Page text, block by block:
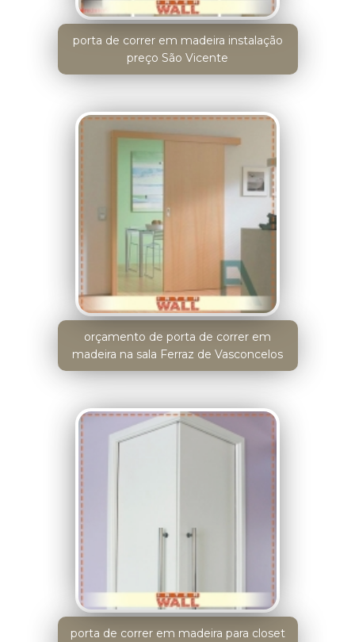
porta de correr em madeira instalação
preço São Vicente
orçamento de porta de correr em
madeira na sala Ferraz de Vasconcelos
porta de correr em madeira para closet